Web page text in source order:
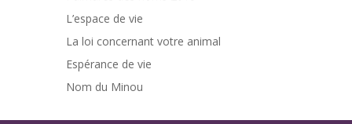
L’espace de vie
La loi concernant votre animal
Espérance de vie
Nom du Minou